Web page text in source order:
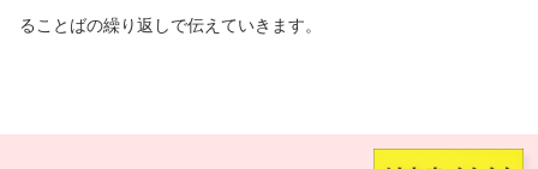
ることばの繰り返しで伝えていきます。